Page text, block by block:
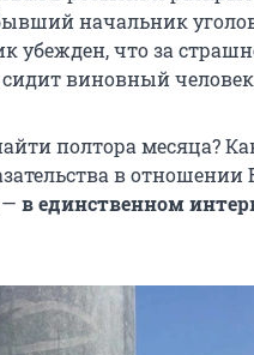
начальник
убежден, что за
виновный
полтора месяца?
в отношении
в единственном